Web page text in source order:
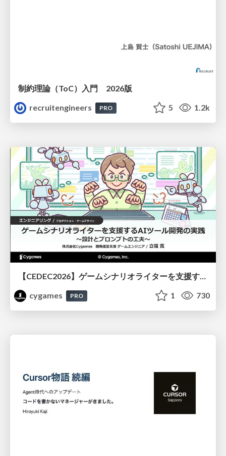
制約理論（ToC）入門 2026版
recruitengineers
PRO 5 1.2k
【CEDEC2026】ゲームシナリオライターを支援するAIツール開発の実践 ― 設計とプロンプトの工夫 ―
cygames
PRO 1 730